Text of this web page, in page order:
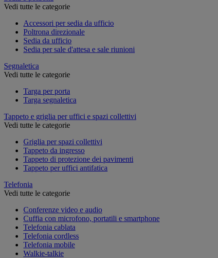
Vedi tutte le categorie
Accessori per sedia da ufficio
Poltrona direzionale
Sedia da ufficio
Sedia per sale d'attesa e sale riunioni
Segnaletica
Vedi tutte le categorie
Targa per porta
Targa segnaletica
Tappeto e griglia per uffici e spazi collettivi
Vedi tutte le categorie
Griglia per spazi collettivi
Tappeto da ingresso
Tappeto di protezione dei pavimenti
Tappeto per uffici antifatica
Telefonia
Vedi tutte le categorie
Conferenze video e audio
Cuffia con microfono, portatili e smartphone
Telefonia cablata
Telefonia cordless
Telefonia mobile
Walkie-talkie